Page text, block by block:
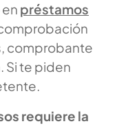
préstamos
comprobante
Si te piden
requiere la